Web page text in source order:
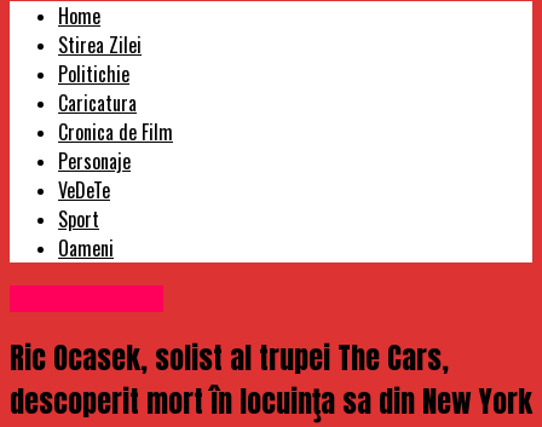
Home
Stirea Zilei
Politichie
Caricatura
Cronica de Film
Personaje
VeDeTe
Sport
Oameni
Ric Ocasek, solist al trupei The Cars,
descoperit mort în locuinţa sa din New York